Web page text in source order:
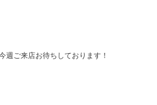
週ご来店お待ちしております！